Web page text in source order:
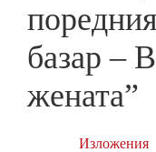
базар –
жената”
Изложения